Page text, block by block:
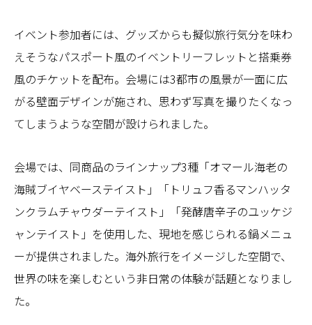
イベント参加者には、グッズからも擬似旅行気分を味わ
えそうなパスポート風のイベントリーフレットと搭乗券
風のチケットを配布。会場には3都市の風景が一面に広
がる壁面デザインが施され、思わず写真を撮りたくなっ
てしまうような空間が設けられました。
会場では、同商品のラインナップ3種「オマール海老の
海賊ブイヤベーステイスト」「トリュフ香るマンハッタ
ンクラムチャウダーテイスト」「発酵唐辛子のユッケジ
ャンテイスト」を使用した、現地を感じられる鍋メニュ
ーが提供されました。海外旅行をイメージした空間で、
世界の味を楽しむという非日常の体験が話題となりまし
た。